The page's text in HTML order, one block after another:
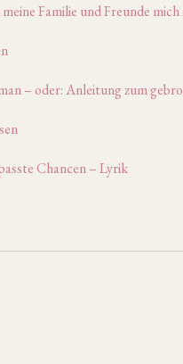
Familie und Freunde
– oder: Anleitung zum
Chancen – Lyrik